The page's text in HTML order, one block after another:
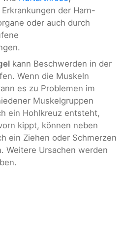
Erkrankungen der Harn-
oder auch durch
kann Beschwerden in der
Wenn die Muskeln
es zu Problemen im
Muskelgruppen
ein Hohlkreuz entsteht,
kippt, können neben
ein Ziehen oder Schmerzen
Weitere Ursachen werden